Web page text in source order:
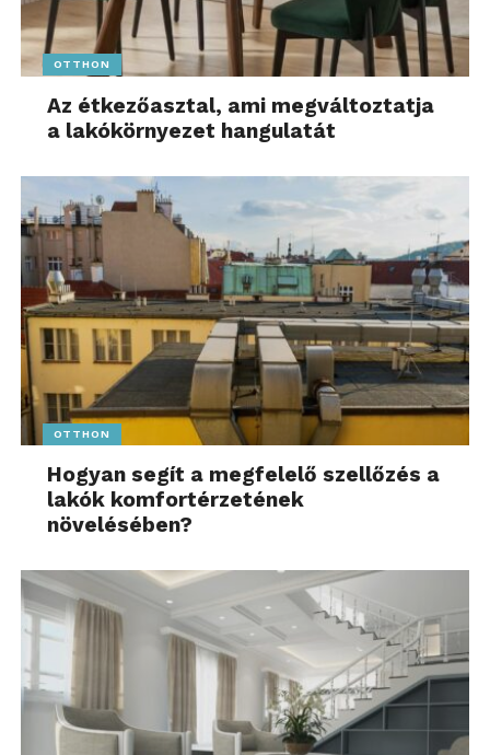
OTTHON
Az étkezőasztal, ami megváltoztatja
a lakókörnyezet hangulatát
OTTHON
Hogyan segít a megfelelő szellőzés a
lakók komfortérzetének
növelésében?